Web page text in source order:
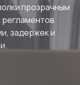
прозрачным
задержек и